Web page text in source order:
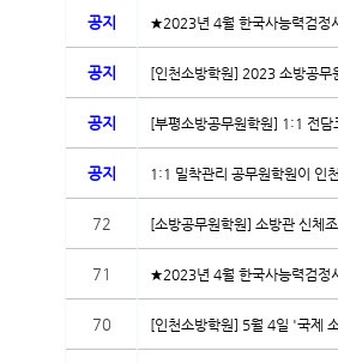
공지 ★2023년 4월 한국사능력검정
공지 [인천소방학원] 2023 소방공
공지 [부평소방공무원학원] 1:1 전
공지 1:1 밀착관리 공무원학원이 인
72 [소방공무원학원] 소방관 신체
71 ★2023년 4월 한국사능력검정
70 [인천소방학원] 5월 4일 '국제